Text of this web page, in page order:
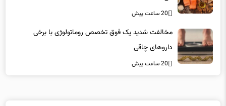
20 ساعت پیش
مخالفت شدید یک فوق تخصص روماتولوژی با برخی
داروهای چاقی
20 ساعت پیش